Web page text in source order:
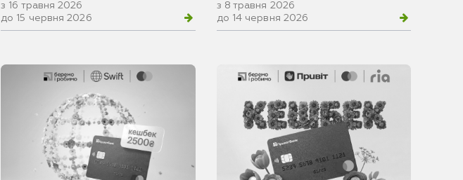
з 16 травня 2026
до 15 червня 2026
з 8 травня 2026
до 14 червня 2026